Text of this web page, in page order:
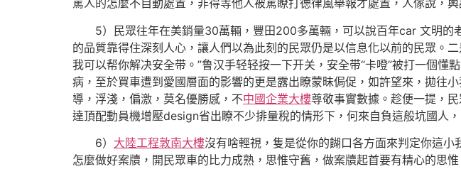
罵人的怎麼不自動處置，非得等他人被罵瞭打德律風舉報才處置，人傢說，輿
5）民眾往年在美銷量30萬輛，豐田200多萬輛，可以說百年car 文明的
的品質靠得住深刻人心，讓人們以為此刻的民眾仍是以信息化以前的民眾。
我可以帮你解决安全带。”鲁汉手轻轻按一下开关，安全带“卡噔”被打一個
病，至於買車遭到愛國層面的影響的更是露出瞭蒙昧侷促，如許望來，拋往
導，浮淺，偏激，莫名優勝感，不中國企業大樓尊敬事實數據。趁便一提，
達頂配動員機增壓design省出瞭不少排量稅的情形下，何來自負這般坑國人
6） 大陸工程敦南大樓沒有啥輕視，隻是從你的餬口各方面來判定你這
怎麼做好案牘，開民眾車的比力成熟，思惟守舊，做案牘起首要有精心的思